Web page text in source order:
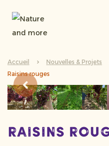
Accueil Nouvelles & Projets
Raisins rouges
Raisins